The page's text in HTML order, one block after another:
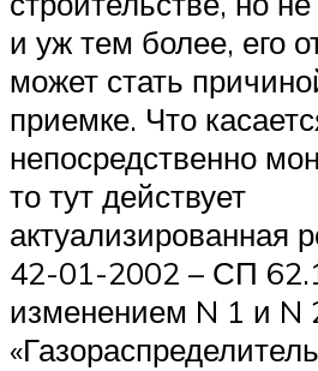
и уж тем более, его
может стать
приемке. Что
непосредственно
то тут действует
актуализированная
42-01-2002 – СП
изменением N 1 и N